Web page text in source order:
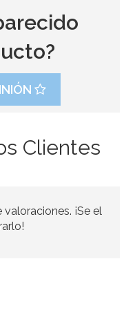
Clientes
¡Se el